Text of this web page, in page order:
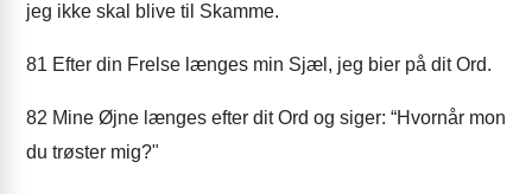
jeg ikke skal blive til Skamme.
81 Efter din Frelse længes min Sjæl, jeg bier på dit Ord.
82 Mine Øjne længes efter dit Ord og siger: “Hvornår mon
du trøster mig?"